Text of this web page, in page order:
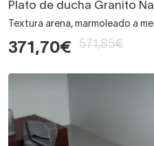
Plato de ducha Granito
Textura arena, marmoleado a
371,70€ 571,85€